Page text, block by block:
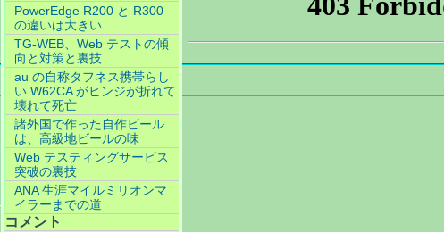
PowerEdge R200 と R300
の違いは大きい
TG-WEB、Web テストの傾
向と対策と裏技
au の自称タフネス携帯らし
い W62CA がヒンジが折れて
壊れて死亡
諸外国で作った自作ビール
は、高級地ビールの味
Web テスティングサービス
突破の裏技
ANA 生涯マイルミリオンマ
イラーまでの道
コメント